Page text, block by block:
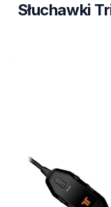
Słuchawki